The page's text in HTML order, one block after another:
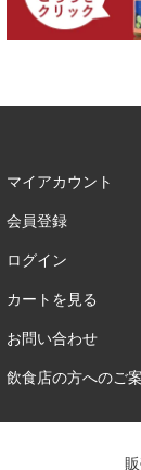
マイアカウント
会員登録
ログイン
カートを見る
お問い合わせ
飲食店の方へのご